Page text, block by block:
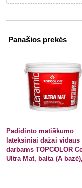
Panašios prekės
Padidinto matiškumo
lateksiniai dažai vidaus
darbams TOPCOLOR
Ultra Mat, balta (A